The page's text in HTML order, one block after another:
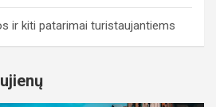
ir kiti patarimai turistaujantiems